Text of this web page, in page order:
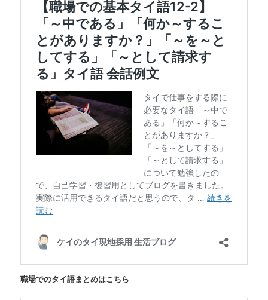
職場でのタイ語まとめはこちら